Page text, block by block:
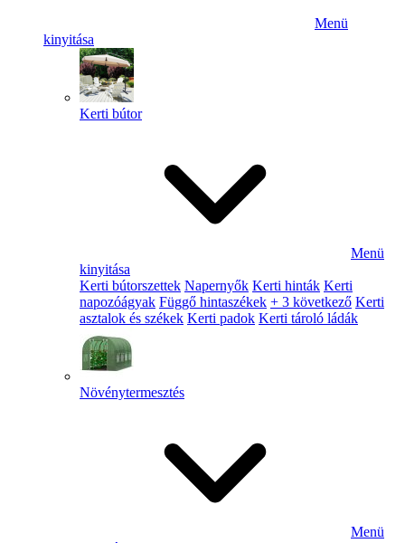
Menü
kinyitása
Kerti bútor
Menü
kinyitása
Kerti bútorszettek Napernyők Kerti hinták Kerti
napozóágyak Függő hintaszékek + 3 következő Kerti
asztalok és székek Kerti padok Kerti tároló ládák
Növénytermesztés
Menü